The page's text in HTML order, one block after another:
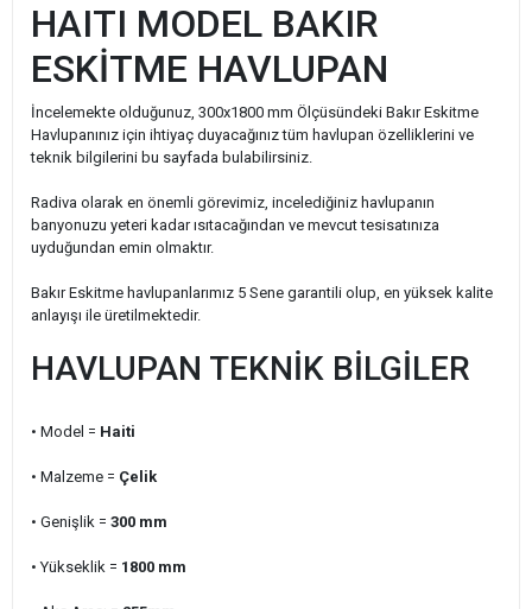
HAITI MODEL BAKIR
ESKİTME HAVLUPAN
İncelemekte olduğunuz, 300x1800 mm Ölçüsündeki Bakır Eskitme
Havlupanınız için ihtiyaç duyacağınız tüm havlupan özelliklerini ve
teknik bilgilerini bu sayfada bulabilirsiniz.
Radiva olarak en önemli görevimiz, incelediğiniz havlupanın
banyonuzu yeteri kadar ısıtacağından ve mevcut tesisatınıza
uyduğundan emin olmaktır.
Bakır Eskitme havlupanlarımız 5 Sene garantili olup, en yüksek kalite
anlayışı ile üretilmektedir.
HAVLUPAN TEKNİK BİLGİLER
• Model = Haiti
• Malzeme = Çelik
• Genişlik = 300 mm
• Yükseklik = 1800 mm